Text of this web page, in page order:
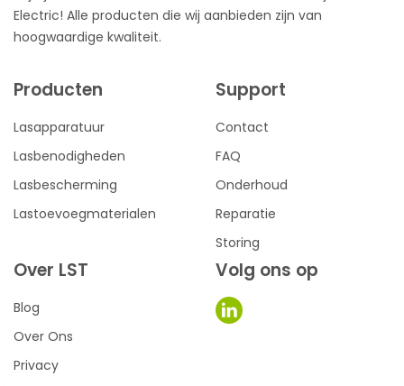
Electric! Alle producten die wij aanbieden zijn van
hoogwaardige kwaliteit.
Producten
Lasapparatuur
Lasbenodigheden
Lasbescherming
Lastoevoegmaterialen
Support
Contact
FAQ
Onderhoud
Reparatie
Storing
Over LST
Blog
Over Ons
Privacy
Volg ons op